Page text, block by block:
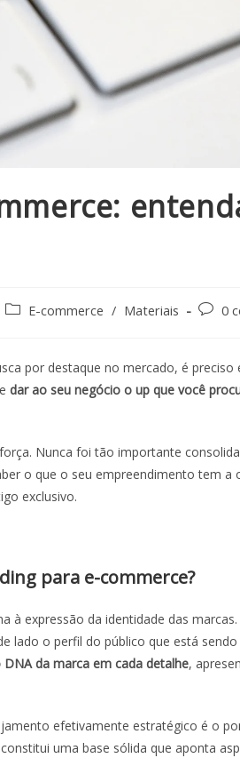
E-commerce / Materiais 0
por destaque no mercado, é preciso
dar ao seu negócio o up que você
Nunca foi tão importante
o que o seu empreendimento tem a
exclusivo.
para e-commerce?
à expressão da identidade das
lado o perfil do público que está
da marca em cada detalhe,
efetivamente estratégico é o
uma base sólida que aponta